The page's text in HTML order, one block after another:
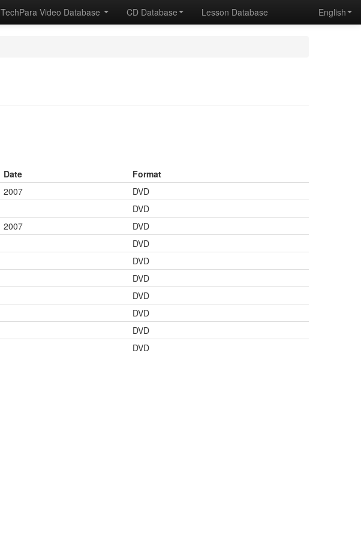
TechPara Video Database CD Database Lesson Database English
Date
Format
2007
DVD
DVD
2007
DVD
DVD
DVD
DVD
DVD
DVD
DVD
DVD